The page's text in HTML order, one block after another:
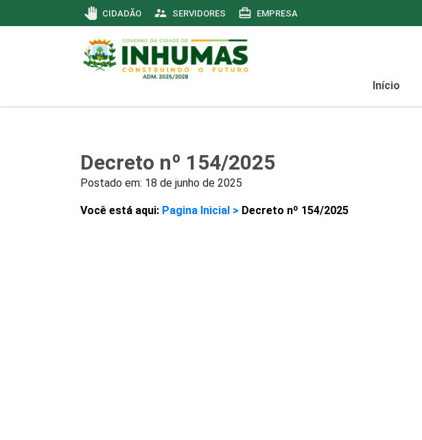
pan_tool CIDADÃO supervisor_account SERVIDORES card_travel EMPRESA
Início
Decreto nº 154/2025
Postado em: 18 de junho de 2025
Você está aqui: Pagina Inicial > Decreto nº 154/2025